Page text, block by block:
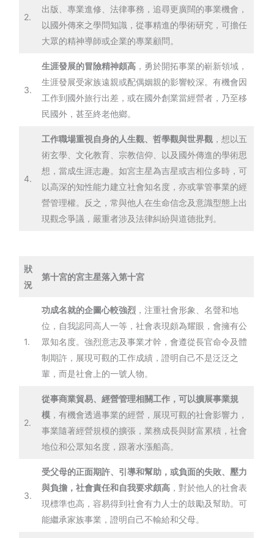
2.
出版、專業進修、法律事務，追尋更廣闊的事業機會，
以國外傳來之學問知識，從事精進的學術研究，可擔任
大眾的精神導師或企業的專業顧問。
3.
生涯發展的冒險精神頗高 ，勇於開拓事業的嶄新領域，
生涯發展受家族遠親或配偶姻親的影響較深。有機會因
工作到國外旅行出差，或在國外創業當經營者，乃至移
民國外，甚至終老他鄉。
4.
工作職場重視自身的人生觀、哲學觀與世界觀 ，想以五
術玄學、文化教育、宗教信仰、以及國外傳進的學術思
想，當成生涯志趣。如宮主星為吉星或吉相位多時，可
以高深的知性能力建立社會知名度，亦或掌管事業的經
營管理權。反之，常與他人在生命信念及意識型態上出
現觀念爭議，嚴重者涉及法律糾紛與道德批判。
狀
況
第十宮的宮主星落入第十宮
1.
功成名就的企圖心較強烈 ，注重社會形象、名聲和地
位，自我認同高人一等，社會表現頗為耀眼，會擁有公
眾知名度。強烈意志及事業才幹，會遵從長官命令及體
制期許，展現可觀的工作成績，證明自己不是泛泛之
輩，而是社會上的一號人物。
2.
從事商業貿易、經營管理相關工作，可以擴展事業規
模 ，有機會透過事業的經營，展現可觀的社會影響力，
事業隨著經營規模的擴張，業務成長與財富累積，社會
地位和公眾知名度，跟著水漲船高。
3.
受父母的正面期許、引導和幫助，或負面的失敗、壓力
與負擔，社會責任和自我要求頗高 ，對於他人的社會表
現標準也高，容易得到社會有力人士的鼓勵及幫助。可
能繼承家族事業，證明自己不輸給和父母。